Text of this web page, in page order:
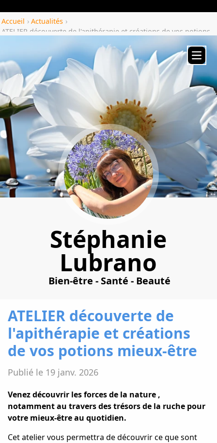
Accueil › Actualités ›
ATELIER découverte de l'apithérapie et créations de vos potions
Stéphanie
Lubrano
Bien-être - Santé - Beauté
ATELIER découverte de
l'apithérapie et créations
de vos potions mieux-être
Publié le 19 janv. 2026
Venez découvrir les forces de la nature ,
notamment au travers des trésors de la ruche pour
votre mieux-être au quotidien.
Cet atelier vous permettra de découvrir ce que sont